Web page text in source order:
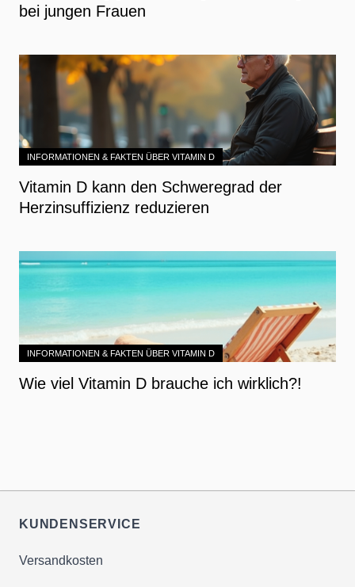
bei jungen Frauen
INFORMATIONEN & FAKTEN ÜBER VITAMIN D
Vitamin D kann den Schweregrad der
Herzinsuffizienz reduzieren
INFORMATIONEN & FAKTEN ÜBER VITAMIN D
Wie viel Vitamin D brauche ich wirklich?!
KUNDENSERVICE
Versandkosten